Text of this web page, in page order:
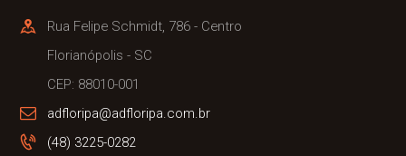
Rua Felipe Schmidt, 786 - Centro
Florianópolis - SC
CEP: 88010-001
adfloripa@adfloripa.com.br
(48) 3225-0282